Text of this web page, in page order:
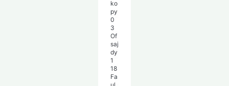
ko
py
0
3
Of
saj
dy
1
18
Fa